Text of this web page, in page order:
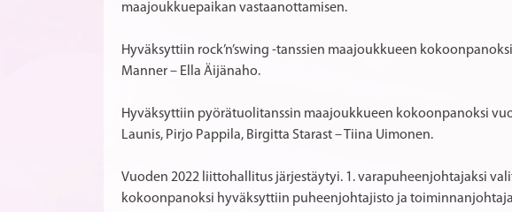
maajoukkuepaikan vastaanottamisen.
Hyväksyttiin rock’n’swing -tanssien maajoukkueen
Manner – Ella Äijänaho.
Hyväksyttiin pyörätuolitanssin maajoukkueen kokoonpanoksi
Launis, Pirjo Pappila, Birgitta Starast – Tiina Uimonen.
Vuoden 2022 liittohallitus järjestäytyi. 1. varapuheenjohtajaksi
kokoonpanoksi hyväksyttiin puheenjohtajisto ja